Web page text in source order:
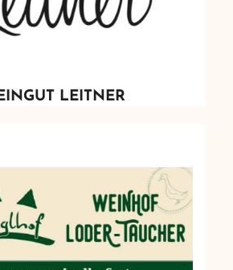
LEITNER